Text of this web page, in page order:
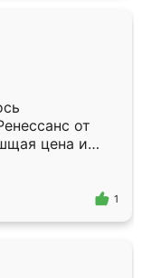
от
цена и
Приехавший
самый
1